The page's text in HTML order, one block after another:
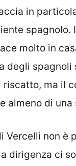
in
molto in
degli
ma il
almeno di
Vercelli non è
dirigenza ci